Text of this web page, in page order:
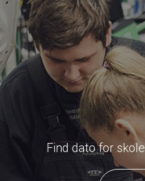
Find dato for